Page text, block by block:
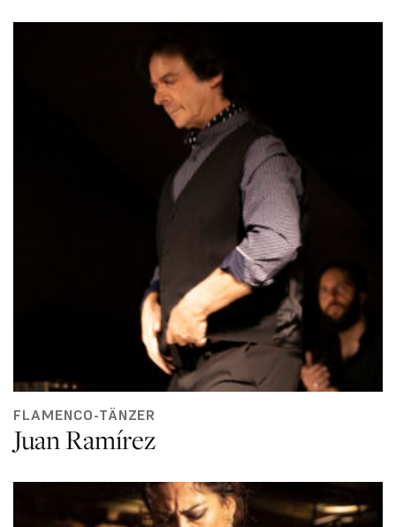
FLAMENCO-TÄNZER
Juan Ramírez